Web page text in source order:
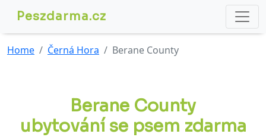
Peszdarma.cz
Home Černá Hora Berane County
Berane County
ubytování se psem zdarma